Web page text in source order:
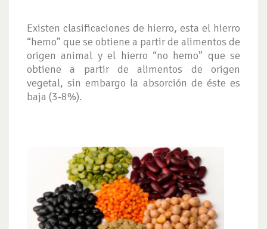
Existen clasificaciones de hierro, esta el hierro
“hemo” que se obtiene a partir de alimentos de
origen animal y el hierro “no hemo” que se
obtiene a partir de alimentos de origen
vegetal, sin embargo la absorción de éste es
baja (3-8%).